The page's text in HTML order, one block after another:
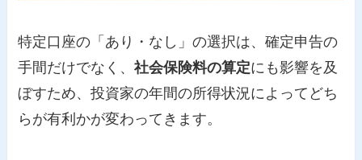
特定口座の「あり・なし」の選択は、確定申告の
手間だけでなく、社会保険料の算定にも影響を及
ぼすため、投資家の年間の所得状況によってどち
らが有利かが変わってきます。